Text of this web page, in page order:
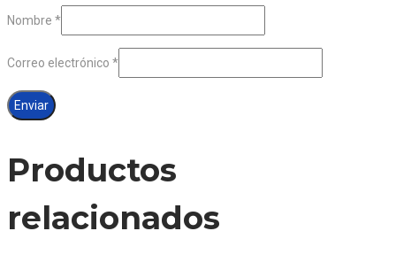
Nombre *
Correo electrónico *
Productos
relacionados